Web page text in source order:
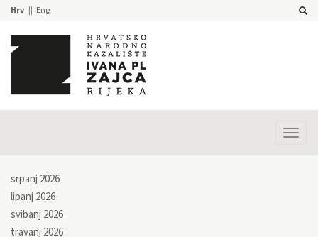
Hrv Eng
srpanj 2026
lipanj 2026
svibanj 2026
travanj 2026